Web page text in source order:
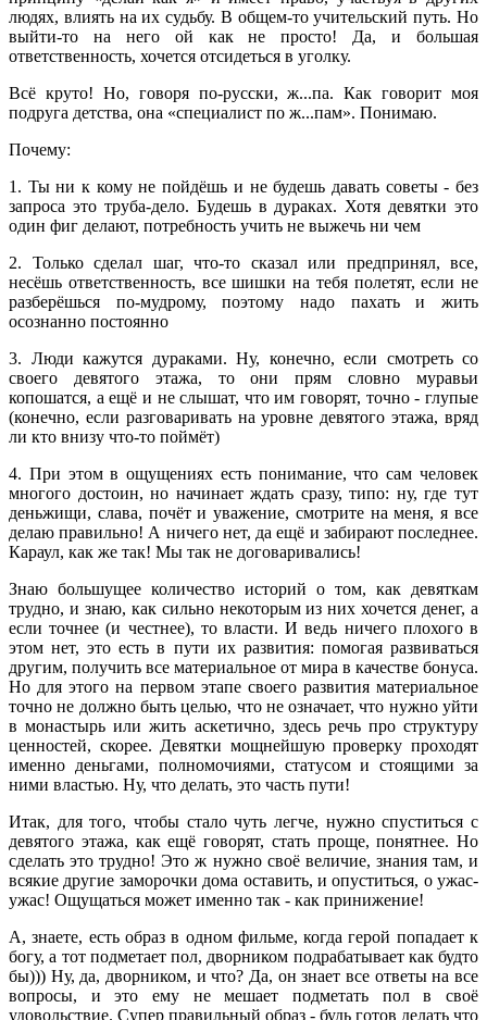
людях, влиять на их судьбу. В общем-то учительский путь. Но
выйти-то на него ой как не просто! Да, и большая
ответственность, хочется отсидеться в уголку.
Всё круто! Но, говоря по-русски, ж...па. Как говорит моя
подруга детства, она «специалист по ж...пам». Понимаю.
Почему:
1. Ты ни к кому не пойдёшь и не будешь давать советы - без
запроса это труба-дело. Будешь в дураках. Хотя девятки это
один фиг делают, потребность учить не выжечь ни чем
2. Только сделал шаг, что-то сказал или предпринял, все,
несёшь ответственность, все шишки на тебя полетят, если не
разберёшься по-мудрому, поэтому надо пахать и жить
осознанно постоянно
3. Люди кажутся дураками. Ну, конечно, если смотреть со
своего девятого этажа, то они прям словно муравьи
копошатся, а ещё и не слышат, что им говорят, точно - глупые
(конечно, если разговаривать на уровне девятого этажа, вряд
ли кто внизу что-то поймёт)
4. При этом в ощущениях есть понимание, что сам человек
многого достоин, но начинает ждать сразу, типо: ну, где тут
деньжищи, слава, почёт и уважение, смотрите на меня, я все
делаю правильно! А ничего нет, да ещё и забирают последнее.
Караул, как же так! Мы так не договаривались!
Знаю большущее количество историй о том, как девяткам
трудно, и знаю, как сильно некоторым из них хочется денег, а
если точнее (и честнее), то власти. И ведь ничего плохого в
этом нет, это есть в пути их развития: помогая развиваться
другим, получить все материальное от мира в качестве бонуса.
Но для этого на первом этапе своего развития материальное
точно не должно быть целью, что не означает, что нужно уйти
в монастырь или жить аскетично, здесь речь про структуру
ценностей, скорее. Девятки мощнейшую проверку проходят
именно деньгами, полномочиями, статусом и стоящими за
ними властью. Ну, что делать, это часть пути!
Итак, для того, чтобы стало чуть легче, нужно спуститься с
девятого этажа, как ещё говорят, стать проще, понятнее. Но
сделать это трудно! Это ж нужно своё величие, знания там, и
всякие другие заморочки дома оставить, и опуститься, о ужас-
ужас! Ощущаться может именно так - как принижение!
А, знаете, есть образ в одном фильме, когда герой попадает к
богу, а тот подметает пол, дворником подрабатывает как будто
бы))) Ну, да, дворником, и что? Да, он знает все ответы на все
вопросы, и это ему не мешает подметать пол в своё
удовольствие. Супер правильный образ - будь готов делать что